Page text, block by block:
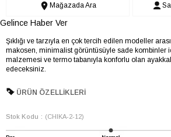
Mağazada Ara
Gelince Haber Ver
Şıklığı ve tarzıyla en çok tercih edilen modeller
makosen, minimalist görüntüsüyle sade kombinler
malzemesi ve termo tabanıyla konforlu olan
edeceksiniz.
ÜRÜN ÖZELLIKLERI
Stok Kodu (CHIKA-2-12)